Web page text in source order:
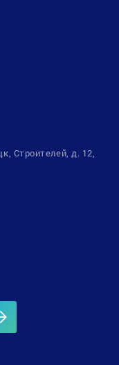
Строителей, д. 12,